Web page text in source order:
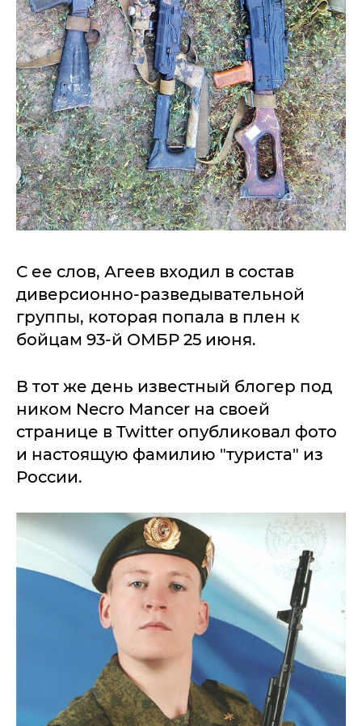
С ее слов, Агеев входил в состав
диверсионно-разведывательной
группы, которая попала в плен к
бойцам 93-й ОМБР 25 июня.
В тот же день известный блогер под
ником Necro Mancer на своей
странице в Twitter опубликовал фото
и настоящую фамилию "туриста" из
России.